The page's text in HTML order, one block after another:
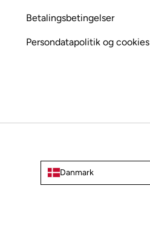
Betalingsbetingelser
Persondatapolitik og cookies
Danmark